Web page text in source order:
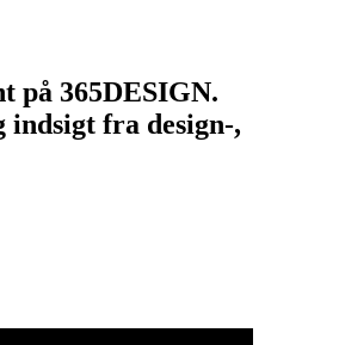
på 365DESIGN.
indsigt fra design-,